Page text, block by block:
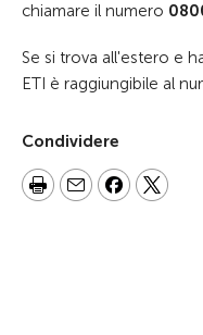
chiamare il numero
Se si trova all'estero e
ETI è raggiungibile al
Condividere